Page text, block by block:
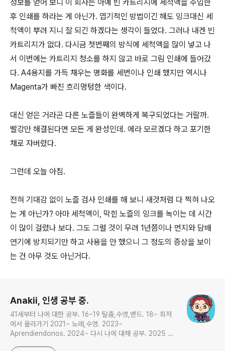
정보를 얻어 보니 이 회사는 아예 빈 카트리지에 세척액을 주입한
후 인쇄를 하라는 게 아닌가. 엽기적인 방법이긴 해도 잉크대신 세
척액이 뿌려 지니 잘 되긴 하겠다는 생각이 들었다. 그러나 내겐 빈
카트리지가 없다. 다시금 첫번째의 방식에 세척액을 많이 넣고 나
서 이번에는 카트리지 청소를 하지 않고 바로 그림 인쇄에 들어갔
다. A4용지를 가득 채우는 명화를 세번이나 인쇄 했지만 역시나
Magenta가 빠진 흐리멍텅한 색이다.
대신 얻은 거라곤 다른 노즐들이 완벽하게 복구되었다는 거랄까.
빨강만 해결된다면 모든 게 완성인데. 에라 모르겠다 하고 포기한
채로 자버렸다.
그런데 오늘 아침.
전혀 기대감 없이 노즐 검사 인쇄를 해 보니 새것처럼 다 찍혀 나오
는 게 아닌가? 아마 세척액이, 막힌 노즐의 잉크를 녹이는 데 시간
이 많이 걸렸나 보다. 그도 그럴 것이 무려 1년쯤이나 먼지와 담배
연기에 방치되기만 하고 사용을 안 했으니 그 정도의 증상을 보이
는 건 아무 것도 아닌거다.
Anakii, 인생 공부 중.
41세부터 나에 대한 공부. 16~19 탈춤,수영,밴드. 18~ 최저
에서 올라가기 2021~ 노래,수영. 2023~
Aprendiendonos. 2024~ 다시 나에 대해 공부. 2025 지